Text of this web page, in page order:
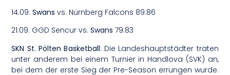
14.09.Swans vs. Nürnberg Falcons 89:86
21.09. GGD Sencur vs.Swans 79:83
SKN St. Pölten Basketball: Die Landeshauptstädter traten
unter anderem bei einem Turnier in Handlova (SVK) an,
bei dem der erste Sieg der Pre-Season errungen wurde.